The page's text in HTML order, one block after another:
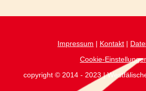
Impressum | Kontakt |
Cookie-
copyright © 2014 - 2023 |